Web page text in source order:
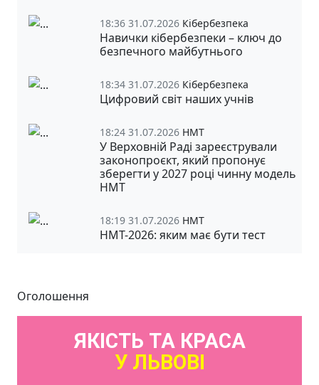
18:36 31.07.2026 Кібербезпека
Навички кібербезпеки – ключ до
безпечного майбутнього
18:34 31.07.2026 Кібербезпека
Цифровий світ наших учнів
18:24 31.07.2026 НМТ
У Верховній Раді зареєстрували
законопроєкт, який пропонує
зберегти у 2027 році чинну модель
НМТ
18:19 31.07.2026 НМТ
НМТ-2026: яким має бути тест
Оголошення